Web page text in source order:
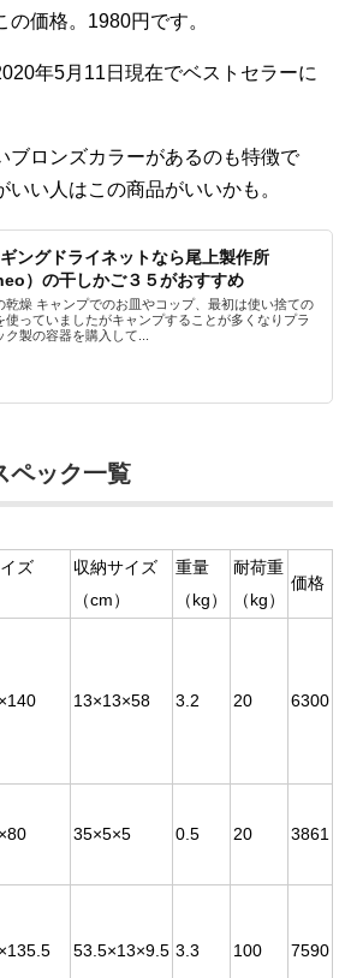
価格。1980円です。
年5月11日現在でベストセラーに
ブロンズカラーがあるのも特徴で
い人はこの商品がいいかも。
ングドライネットなら尾上製作所
）の干しかご３５がおすすめ
乾燥 キャンプでのお皿やコップ、最初は使い捨ての
使っていましたがキャンプすることが多くなりプラ
ク製の容器を購入して...
ペック一覧
ズ
収納サイズ
（cm）
重量
（kg）
耐荷重
（kg）
価格
13×13×58 3.2 20 6300
35×5×5 0.5 20 3861
53.5×13×9.5 3.3 100 7590